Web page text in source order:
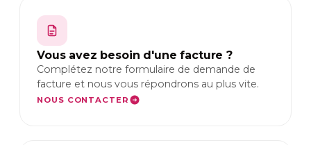
FR
Vous avez besoin d'une facture ?
Complétez notre formulaire de demande de
facture et nous vous répondrons au plus vite.
NOUS CONTACTER